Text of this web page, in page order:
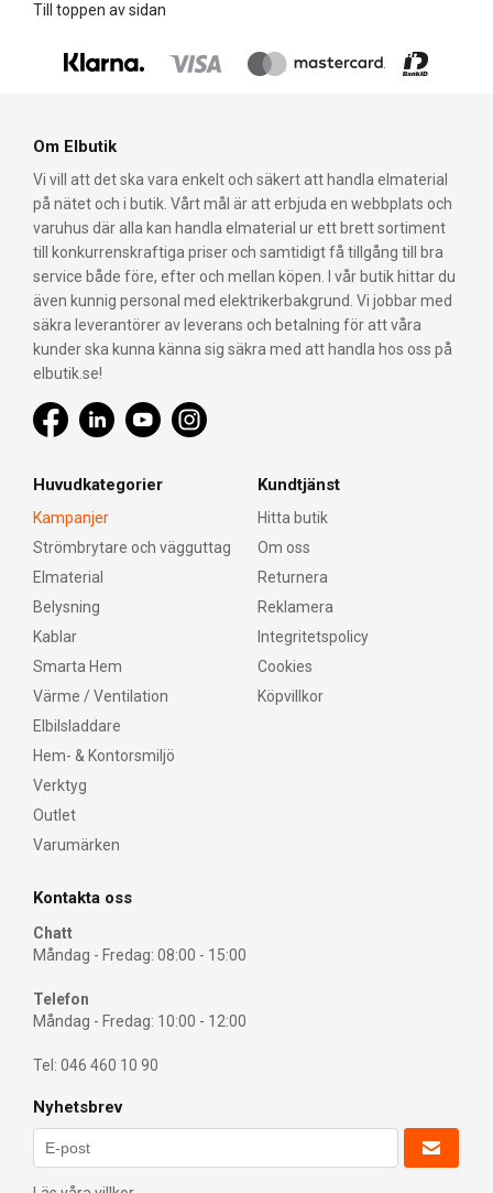
Till toppen av sidan
Om Elbutik
Vi vill att det ska vara enkelt och säkert att handla elmaterial
på nätet och i butik. Vårt mål är att erbjuda en webbplats och
varuhus där alla kan handla elmaterial ur ett brett sortiment
till konkurrenskraftiga priser och samtidigt få tillgång till bra
service både före, efter och mellan köpen. I vår butik hittar du
även kunnig personal med elektrikerbakgrund. Vi jobbar med
säkra leverantörer av leverans och betalning för att våra
kunder ska kunna känna sig säkra med att handla hos oss på
elbutik.se!
Huvudkategorier
Kampanjer
Strömbrytare och vägguttag
Elmaterial
Belysning
Kablar
Smarta Hem
Värme / Ventilation
Elbilsladdare
Hem- & Kontorsmiljö
Verktyg
Outlet
Varumärken
Kundtjänst
Hitta butik
Om oss
Returnera
Reklamera
Integritetspolicy
Cookies
Köpvillkor
Kontakta oss
Chatt
Måndag - Fredag: 08:00 - 15:00
Telefon
Måndag - Fredag: 10:00 - 12:00
Tel: 046 460 10 90
Nyhetsbrev